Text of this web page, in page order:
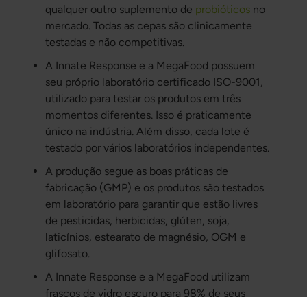
qualquer outro suplemento de probióticosno
mercado. Todas as cepas são clinicamente
testadas e não competitivas.
A Innate Response e a MegaFood possuem
seu próprio laboratório certificado ISO-9001,
utilizado para testar os produtos em três
momentos diferentes. Isso é praticamente
único na indústria. Além disso, cada lote é
testado por vários laboratórios independentes.
A produção segue as boas práticas de
fabricação (GMP) e os produtos são testados
em laboratório para garantir que estão livres
de pesticidas, herbicidas, glúten, soja,
laticínios, estearato de magnésio, OGM e
glifosato.
A Innate Response e a MegaFood utilizam
frascos de vidro escuro para 98% de seus